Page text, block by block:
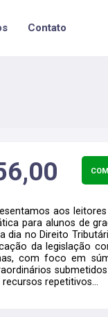
Contato
aos
para alunos de
dia no Direito
da legislação
com foco em
recursos repetitivos...